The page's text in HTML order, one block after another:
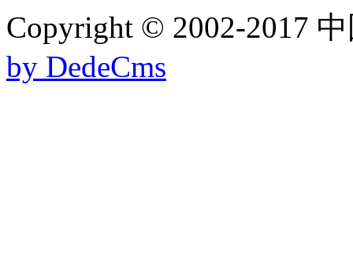
Copyright © 2002-2017
by DedeCms